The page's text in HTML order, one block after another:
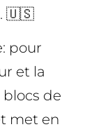
🇺🇸
pour
et la
de
met en